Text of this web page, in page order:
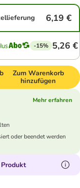
6,19 €
-15% 5,26 €
Zum Warenkorb
hinzufügen
Mehr erfahren
oder beendet werden